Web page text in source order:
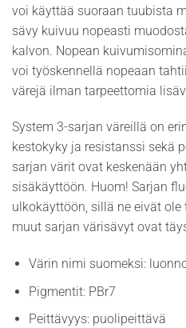
voi käyttää suoraan tuubista
sävy kuivuu nopeasti
kalvon. Nopean
voi työskennellä nopeaan
värejä ilman tarpeettomia
System 3-sarjan väreillä on
kestokyky ja resistanssi sekä
sarjan värit ovat keskenään
sisäkäyttöön. Huom! Sarjan
ulkokäyttöön, sillä ne eivät
muut sarjan värisävyt ovat
Värin nimi suomeksi:
Pigmentit: PBr7
Peittävyys: puolipeittävä